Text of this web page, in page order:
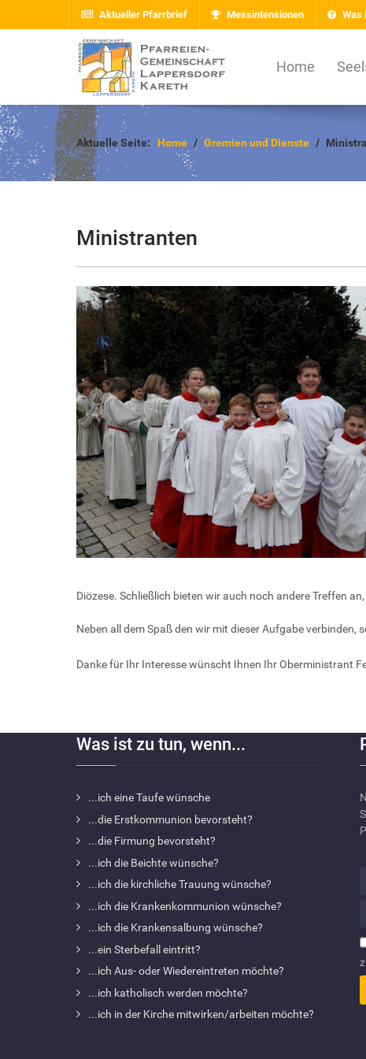
Aktueller Pfarrbrief Messintensionen Was
Home
Aktuelle Seite: Home Gremien und Dienste
Ministranten
Diözese. Schließlich bieten wir auch noch andere Treffen
Neben all dem Spaß den wir mit dieser Aufgabe
Danke für Ihr Interesse wünscht Ihnen Ihr Oberministrant
Was ist zu tun, wenn...
...ich eine Taufe wünsche
...die Erstkommunion bevorsteht?
...die Firmung bevorsteht?
...ich die Beichte wünsche?
...ich die kirchliche Trauung wünsche?
...ich die Krankenkommunion wünsche?
...ich die Krankensalbung wünsche?
...ein Sterbefall eintritt?
...ich Aus- oder Wiedereintreten möchte?
...ich katholisch werden möchte?
...ich in der Kirche mitwirken/arbeiten möchte?